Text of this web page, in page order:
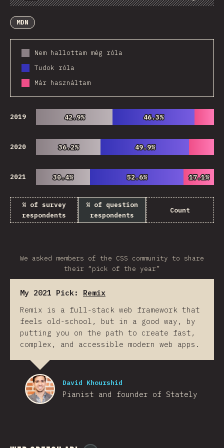
Diagramok Adatok MegosztásCustomize Data
Comments
MDN
Nem hallottam még róla
Tudok róla
Már használtam
2019 42.9%
42.9% 46.3%
46.3%
2020 36.2%
36.2% 49.9%
49.9%
2021 30.4%
30.4% 52.6%
52.6% 17.1%
17.1%
% of survey
respondents
% of question
respondents
Count
We asked members of the CSS community to share
their “pick of the year”
My 2021 Pick: Remix
Remix is a full-stack web framework that
feels old-school, but in a good way, by
putting you on the path to create fast,
complex, and accessible modern web apps.
David Khourshid
Pianist and founder of Stately